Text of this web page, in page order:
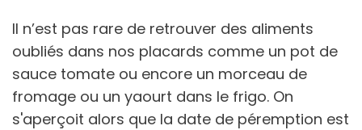
Il n’est pas rare de retrouver des aliments
oubliés dans nos placards comme un pot de
sauce tomate ou encore un morceau de
fromage ou un yaourt dans le frigo. On
s'aperçoit alors que la date de péremption est